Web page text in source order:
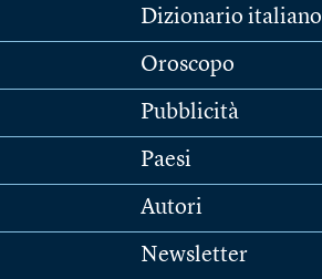
Dizionario italiano
Oroscopo
Pubblicità
Paesi
Autori
Newsletter